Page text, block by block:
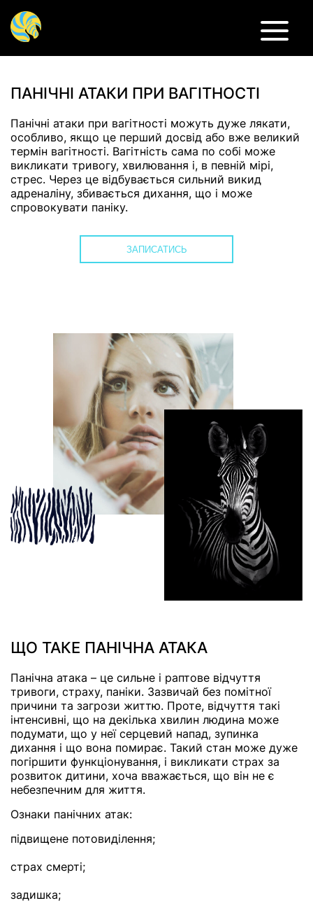
ПАНІЧНІ АТАКИ ПРИ ВАГІТНОСТІ
Панічні атаки при вагітності можуть дуже лякати,
особливо, якщо це перший досвід або вже великий
термін вагітності. Вагітність сама по собі може
викликати тривогу, хвилювання і, в певній мірі,
стрес. Через це відбувається сильний викид
адреналіну, збивається дихання, що і може
спровокувати паніку.
ЗАПИСАТИСЬ
ЩО ТАКЕ ПАНІЧНА АТАКА
Панічна атака – це сильне і раптове відчуття
тривоги, страху, паніки. Зазвичай без помітної
причини та загрози життю. Проте, відчуття такі
інтенсивні, що на декілька хвилин людина може
подумати, що у неї серцевий напад, зупинка
дихання і що вона помирає. Такий стан може дуже
погіршити функціонування, і викликати страх за
розвиток дитини, хоча вважається, що він не є
небезпечним для життя.
Ознаки панічних атак:
підвищене потовиділення;
страх смерті;
задишка;